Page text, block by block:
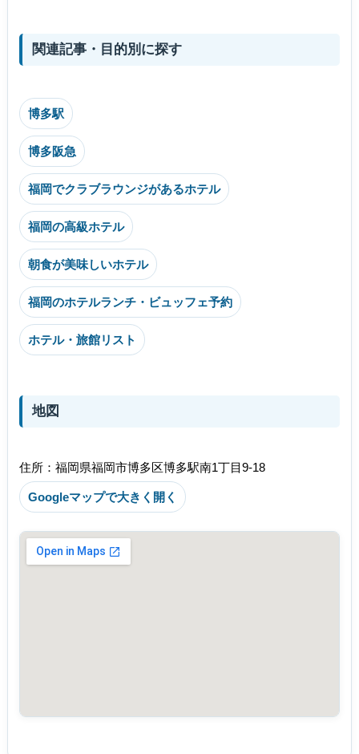
関連記事・目的別に探す
博多駅
博多阪急
福岡でクラブラウンジがあるホテル
福岡の高級ホテル
朝食が美味しいホテル
福岡のホテルランチ・ビュッフェ予約
ホテル・旅館リスト
地図
住所：福岡県福岡市博多区博多駅南1丁目9-18
Googleマップで大きく開く